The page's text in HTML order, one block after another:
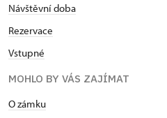
Návštěvní doba
Rezervace
Vstupné
MOHLO BY VÁS ZAJÍMAT
O zámku